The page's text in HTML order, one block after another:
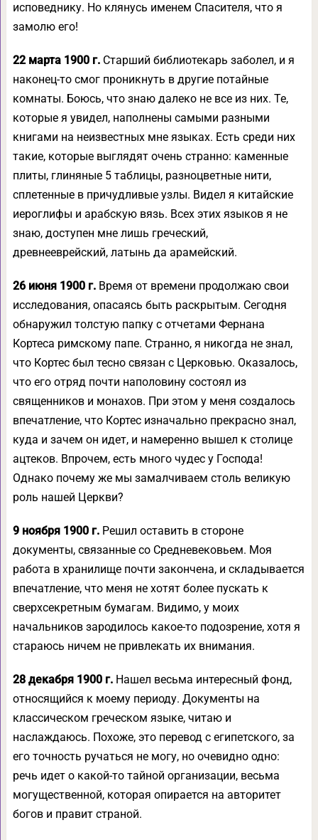
исповеднику. Но клянусь именем Спасителя, что я
замолю его!
22 марта 1900 г. Старший библиотекарь заболел, и я
наконец-то смог проникнуть в другие потайные
комнаты. Боюсь, что знаю далеко не все из них. Те,
которые я увидел, наполнены самыми разными
книгами на неизвестных мне языках. Есть среди них
такие, которые выглядят очень странно: каменные
плиты, глиняные 5 таблицы, разноцветные нити,
сплетенные в причудливые узлы. Видел я китайские
иероглифы и арабскую вязь. Всех этих языков я не
знаю, доступен мне лишь греческий,
древнееврейский, латынь да арамейский.
26 июня 1900 г. Время от времени продолжаю свои
исследования, опасаясь быть раскрытым. Сегодня
обнаружил толстую папку с отчетами Фернана
Кортеса римскому папе. Странно, я никогда не знал,
что Кортес был тесно связан с Церковью. Оказалось,
что его отряд почти наполовину состоял из
священников и монахов. При этом у меня создалось
впечатление, что Кортес изначально прекрасно знал,
куда и зачем он идет, и намеренно вышел к столице
ацтеков. Впрочем, есть много чудес у Господа!
Однако почему же мы замалчиваем столь великую
роль нашей Церкви?
9 ноября 1900 г.Решил оставить в стороне
документы, связанные со Средневековьем. Моя
работа в хранилище почти закончена, и складывается
впечатление, что меня не хотят более пускать к
сверхсекретным бумагам. Видимо, у моих
начальников зародилось какое-то подозрение, хотя я
стараюсь ничем не привлекать их внимания.
28 декабря 1900 г. Нашел весьма интересный фонд,
относящийся к моему периоду. Документы на
классическом греческом языке, читаю и
наслаждаюсь. Похоже, это перевод с египетского, за
его точность ручаться не могу, но очевидно одно:
речь идет о какой-то тайной организации, весьма
могущественной, которая опирается на авторитет
богов и правит страной.